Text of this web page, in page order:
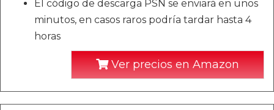
El código de descarga PSN se enviará en unos
minutos, en casos raros podría tardar hasta 4
horas
Ver precios en Amazon